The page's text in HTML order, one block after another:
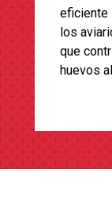
eficiente
los
que
huevos